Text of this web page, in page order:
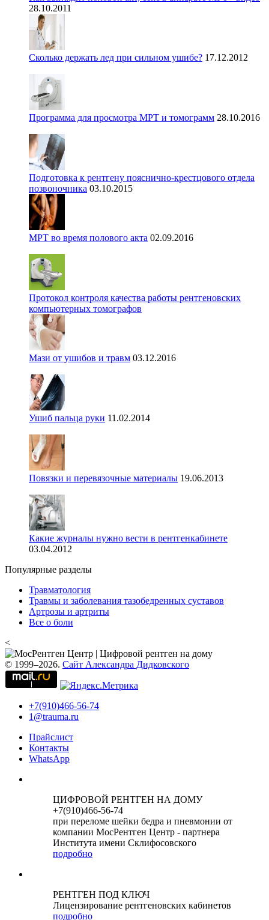
28.10.2011
Сколько держать лед при сильном ушибе? 17.12.2012
Программа для просмотра МРТ и томограмм 28.10.2016
Подготовка к рентгену пояснично-крестцового отдела
позвоночника 03.10.2015
МРТ во время полового акта 02.09.2016
Протокол контроля качества работы рентгеновских
компьютерных томографов
Мази от ушибов и травм 03.12.2016
Ушиб пальца руки 11.02.2014
Повязки и перевязочные материалы 19.06.2013
Какие журналы нужно вести в рентгенкабинете
03.04.2012
Популярные разделы
Травматология
Травмы и заболевания тазобедренных суставов
Артрозы и артриты
Все о боли
<
© 1999–2026. Сайт Александра Дидковского
+7(910)466-56-74
1@trauma.ru
Прайслист
Контакты
WhatsApp
ЦИФРОВОЙ РЕНТГЕН НА ДОМУ
+7(910)466-56-74
при переломе шейки бедра и пневмонии от
компании МосРентген Центр - партнера
Института имени Склифосовского
подробно
РЕНТГЕН ПОД КЛЮЧ
Лицензирование рентгеновских кабинетов
подробно